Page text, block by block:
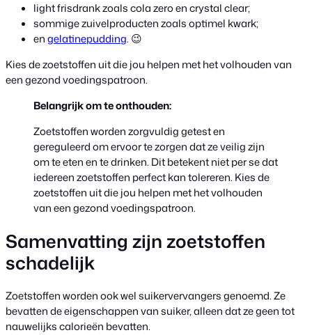
light frisdrank zoals cola zero en crystal clear;
sommige zuivelproducten zoals optimel kwark;
engelatinepudding. 😉
Kies de zoetstoffen uit die jou helpen met het volhouden van
een gezond voedingspatroon.
Belangrijk om te onthouden:
Zoetstoffen worden zorgvuldig getest en
gereguleerd om ervoor te zorgen dat ze veilig zijn
om te eten en te drinken. Dit betekent niet per se dat
iedereen zoetstoffen perfect kan tolereren. Kies de
zoetstoffen uit die jou helpen met het volhouden
van een gezond voedingspatroon.
Samenvatting zijn zoetstoffen
schadelijk
Zoetstoffen worden ook wel suikervervangers genoemd. Ze
bevatten de eigenschappen van suiker, alleen dat ze geen tot
nauwelijks calorieën bevatten.